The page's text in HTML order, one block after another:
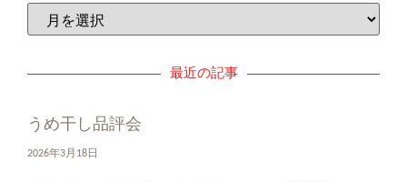
最近の記事
うめ干し品評会
2026年3月18日